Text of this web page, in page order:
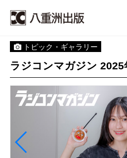
トピック・ギャラリー
ラジコンマガジン 2025